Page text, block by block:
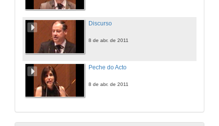
Discurso
8 de abr. de 2011
Peche do Acto
8 de abr. de 2011